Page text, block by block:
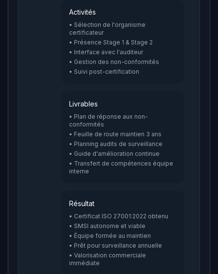
Activités
• Sélection de l'organisme
certificateur
• Présence Stage 1 & Stage 2
• Interface avec l'auditeur
• Gestion des non-conformités
• Suivi post-certification
Livrables
• Plan de réponse aux non-
conformités
• Feuille de route maintien 3 ans
• Planning audits de surveillance
• Guide d'amélioration continue
• Transfert de compétences équipe
interne
Résultat
• Certificat ISO 27001:2022 obtenu
• SMSI autonome et viable
• Équipe formée au maintien
• Prêt pour surveillance annuelle
• Valorisation commerciale
immédiate